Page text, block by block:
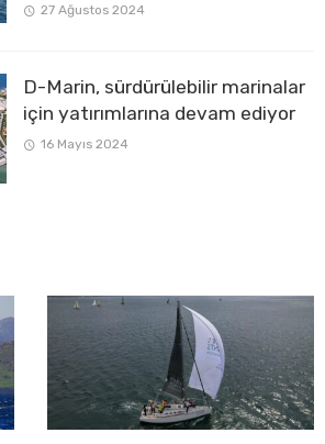
27 Ağustos 2024
D-Marin, sürdürülebilir marinalar
için yatırımlarına devam ediyor
16 Mayıs 2024